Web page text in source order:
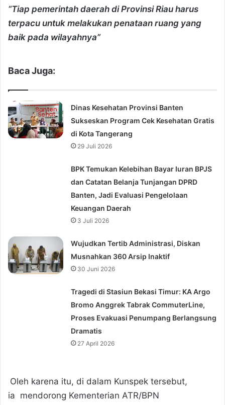
“Tiap pemerintah daerah di Provinsi Riau harus
terpacu untuk melakukan penataan ruang yang
baik pada wilayahnya”
Baca Juga:
Dinas Kesehatan Provinsi Banten
Sukseskan Program Cek Kesehatan Gratis
di Kota Tangerang
29 Juli 2026
BPK Temukan Kelebihan Bayar Iuran BPJS
dan Catatan Belanja Tunjangan DPRD
Banten, Jadi Evaluasi Pengelolaan
Keuangan Daerah
3 Juli 2026
Wujudkan Tertib Administrasi, Diskan
Musnahkan 360 Arsip Inaktif
30 Juni 2026
Tragedi di Stasiun Bekasi Timur: KA Argo
Bromo Anggrek Tabrak CommuterLine,
Proses Evakuasi Penumpang Berlangsung
Dramatis
27 April 2026
Oleh karena itu, di dalam Kunspek tersebut,
ia mendorong Kementerian ATR/BPN